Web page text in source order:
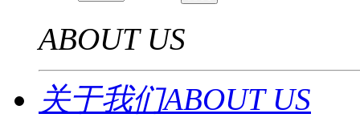
ABOUT US
关于我们ABOUT US